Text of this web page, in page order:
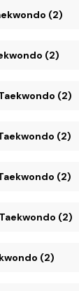
(2)
Taekwondo (2)
Para Taekwondo (2)
Para Taekwondo (2)
(2)
Para Taekwondo (2)
(2)